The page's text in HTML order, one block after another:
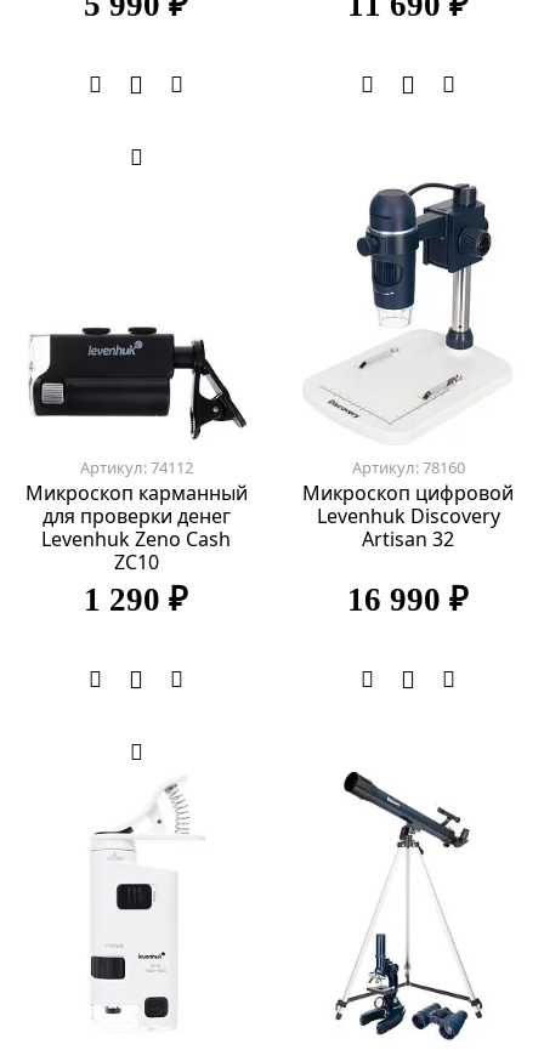
Артикул: 74112
Микроскоп карманный
для проверки денег
Levenhuk Zeno Cash
ZC10
1 290 ₽
Артикул: 78160
Микроскоп цифровой
Levenhuk Discovery
Artisan 32
16 990 ₽